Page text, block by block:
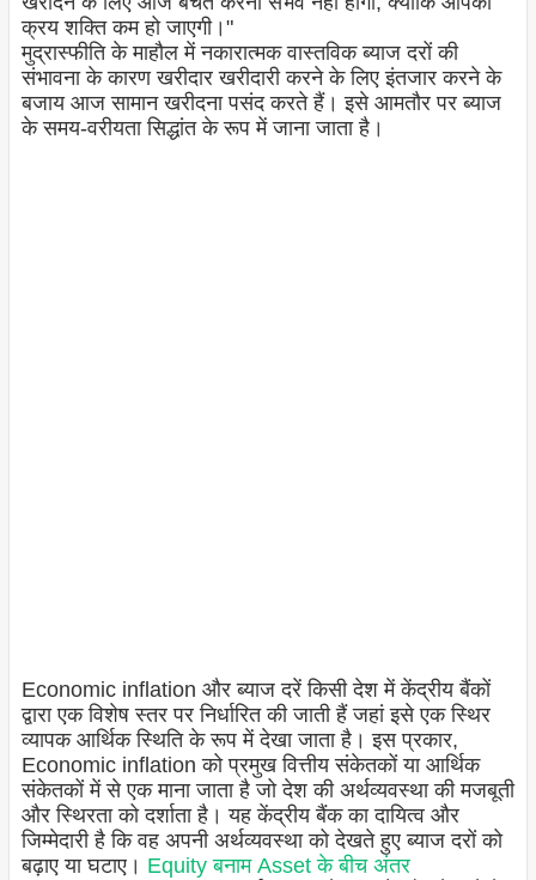
क्रय शक्ति कम हो जाएगी।"
मुद्रास्फीति के माहौल में नकारात्मक वास्तविक ब्याज दरों की
संभावना के कारण खरीदार खरीदारी करने के लिए इंतजार करने के
बजाय आज सामान खरीदना पसंद करते हैं। इसे आमतौर पर ब्याज
के समय-वरीयता सिद्धांत के रूप में जाना जाता है।
Economic inflation और ब्याज दरें किसी देश में केंद्रीय बैंकों
द्वारा एक विशेष स्तर पर निर्धारित की जाती हैं जहां इसे एक स्थिर
व्यापक आर्थिक स्थिति के रूप में देखा जाता है। इस प्रकार,
Economic inflation को प्रमुख वित्तीय संकेतकों या आर्थिक
संकेतकों में से एक माना जाता है जो देश की अर्थव्यवस्था की मजबूती
और स्थिरता को दर्शाता है। यह केंद्रीय बैंक का दायित्व और
जिम्मेदारी है कि वह अपनी अर्थव्यवस्था को देखते हुए ब्याज दरों को
बढ़ाए या घटाए। Equity बनाम Asset के बीच अंतर